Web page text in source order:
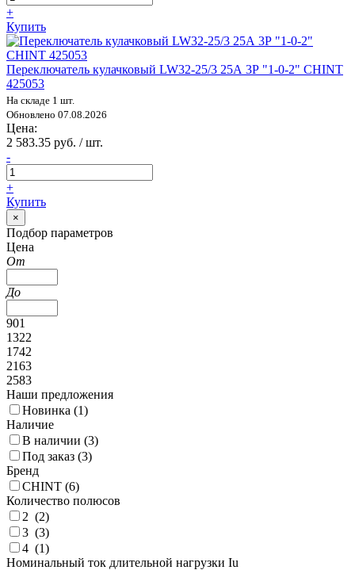
+
Купить
Переключатель кулачковый LW32-25/3 25А 3Р "1-0-2" CHINT
425053
На складе 1 шт.
Обновлено 07.08.2026
Цена:
2 583.35 руб. / шт.
-
+
Купить
×
Подбор параметров
Цена
От
До
901
1322
1742
2163
2583
Наши предложения
Новинка (1)
Наличие
В наличии (3)
Под заказ (3)
Бренд
CHINT (6)
Количество полюсов
2 (2)
3 (3)
4 (1)
Номинальный ток длительной нагрузки Iu